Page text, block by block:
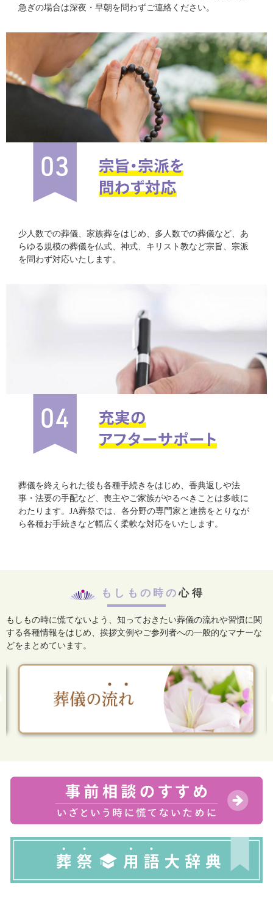
急ぎの場合は深夜・早朝を問わずご連絡ください。
少人数での葬儀、家族葬をはじめ、多人数での葬儀など、あ
らゆる規模の葬儀を仏式、神式、キリスト教など宗旨、宗派
を問わず対応いたします。
葬儀を終えられた後も各種手続きをはじめ、香典返しや法
事・法要の手配など、喪主やご家族がやるべきことは多岐に
わたります。JA葬祭では、各分野の専門家と連携をとりなが
ら各種お手続きなど幅広く柔軟な対応をいたします。
もしもの時の心得
もしもの時に慌てないよう、知っておきたい葬儀の流れや習慣に関
する各種情報をはじめ、 挨拶文例やご参列者への一般的なマナーな
どをまとめています。